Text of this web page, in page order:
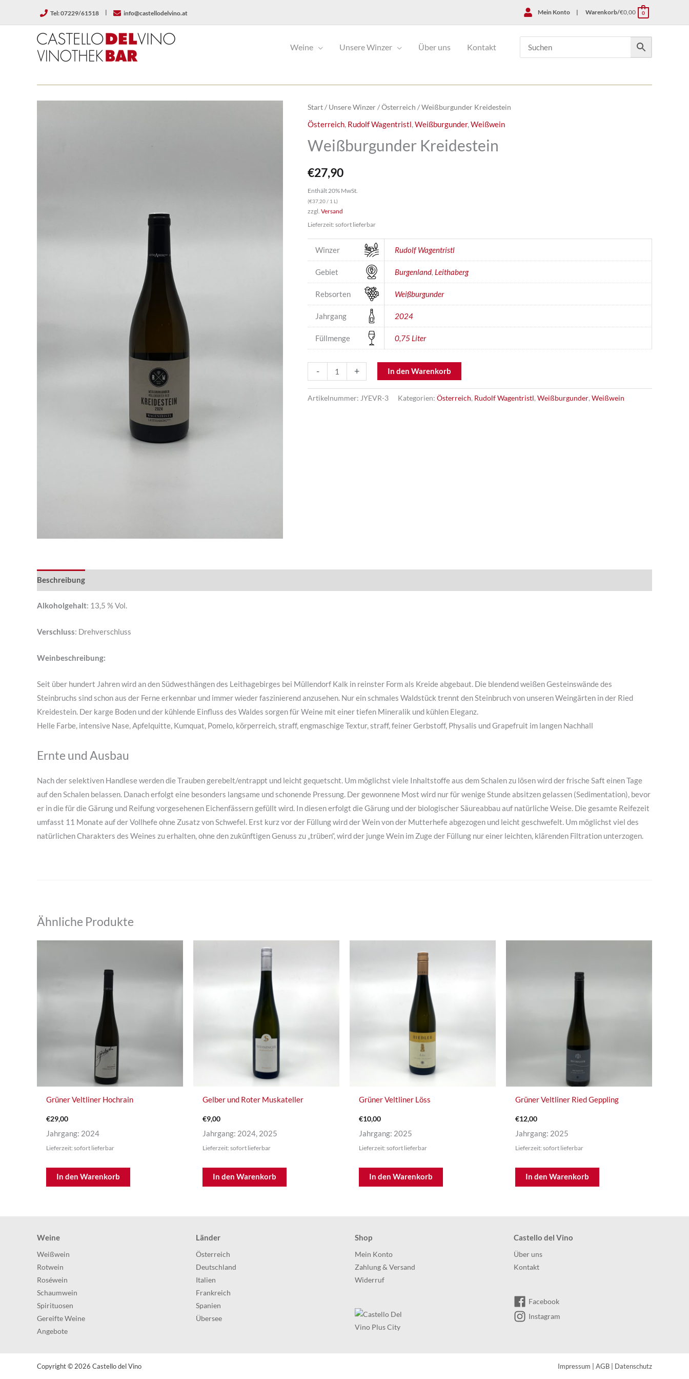
Tel: 07229/61518 | info@castellodelvino.at Mein Konto | Warenkorb/€0,00 0
Weine Unsere Winzer Über uns Kontakt
Start/ Unsere Winzer/Österreich / Weißburgunder Kreidestein
Österreich, Rudolf Wagentristl,Weißburgunder,Weißwein
Weißburgunder Kreidestein
€27,90
Enthält 20% MwSt.
(€37,20/ 1 L)
zzgl. Versand
Lieferzeit: sofort lieferbar
Winzer Rudolf Wagentristl
Gebiet Burgenland, Leithaberg
Rebsorten Weißburgunder
Jahrgang 2024
Füllmenge 0,75 Liter
-
Weißburgunder
Kreidestein
Menge
+ In den Warenkorb
Artikelnummer: JYEVR-3 Kategorien: Österreich, Rudolf Wagentristl,Weißburgunder,Weißwein
Beschreibung
Alkoholgehalt: 13,5 % Vol.
Verschluss: Drehverschluss
Weinbeschreibung:
Seit über hundert Jahren wird an den Südwesthängen des Leithagebirges bei Müllendorf Kalk in reinster Form als Kreide abgebaut. Die blendend weißen Gesteinswände des
Steinbruchs sind schon aus der Ferne erkennbar und immer wieder faszinierend anzusehen. Nur ein schmales Waldstück trennt den Steinbruch von unseren Weingärten in der Ried
Kreidestein. Der karge Boden und der kühlende Einfluss des Waldes sorgen für Weine mit einer tiefen Mineralik und kühlen Eleganz.
Helle Farbe, intensive Nase, Apfelquitte, Kumquat, Pomelo, körperreich, straff, engmaschige Textur, straff, feiner Gerbstoff, Physalis und Grapefruit im langen Nachhall
Ernte und Ausbau
Nach der selektiven Handlese werden die Trauben gerebelt/entrappt und leicht gequetscht. Um möglichst viele Inhaltstoffe aus dem Schalen zu lösen wird der frische Saft einen Tage
auf den Schalen belassen. Danach erfolgt eine besonders langsame und schonende Pressung. Der gewonnene Most wird nur für wenige Stunde absitzen gelassen (Sedimentation), bevor
er in die für die Gärung und Reifung vorgesehenen Eichenfässern gefüllt wird. In diesen erfolgt die Gärung und der biologischer Säureabbau auf natürliche Weise. Die gesamte Reifezeit
umfasst 11 Monate auf der Vollhefe ohne Zusatz von Schwefel. Erst kurz vor der Füllung wird der Wein von der Mutterhefe abgezogen und leicht geschwefelt. Um möglichst viel des
natürlichen Charakters des Weines zu erhalten, ohne den zukünftigen Genuss zu „trüben“, wird der junge Wein im Zuge der Füllung nur einer leichten, klärenden Filtration unterzogen.
Ähnliche Produkte
Grüner Veltliner Hochrain
€29,00
Jahrgang: 2024
Lieferzeit: sofort lieferbar
In den Warenkorb
Gelber und Roter Muskateller
€9,00
Jahrgang: 2024, 2025
Lieferzeit: sofort lieferbar
In den Warenkorb
Grüner Veltliner Löss
€10,00
Jahrgang: 2025
Lieferzeit: sofort lieferbar
In den Warenkorb
Grüner Veltliner Ried Geppling
€12,00
Jahrgang: 2025
Lieferzeit: sofort lieferbar
In den Warenkorb
Weine
Weißwein
Rotwein
Roséwein
Schaumwein
Spirituosen
Gereifte Weine
Angebote
Länder
Österreich
Deutschland
Italien
Frankreich
Spanien
Übersee
Shop
Mein Konto
Zahlung & Versand
Widerruf
Castello del Vino
Über uns
Kontakt
Facebook
Instagram
Copyright © 2026 Castello del Vino Impressum AGB Datenschutz